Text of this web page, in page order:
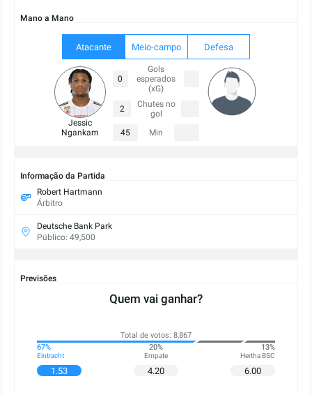
Mano a Mano
Atacante Meio-campo Defesa
Jessic
Ngankam
0
Gols
esperados
(xG)
2
Chutes no
gol
45
Min
Informação da Partida
Robert Hartmann
Árbitro
Deutsche Bank Park
Público: 49,500
Previsões
Quem vai ganhar?
Total de votos: 8,867
67%
Eintracht
20%
Empate
13%
Hertha BSC
1.53 4.20 6.00